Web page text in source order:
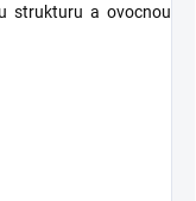
strukturu a ovocnou